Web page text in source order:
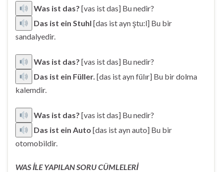
Was ist das? [vas ist das] Bu nedir?
Das ist ein Stuhl [das ist ayn ştu:l] Bu bir
sandalyedir.
Was ist das? [vas ist das] Bu nedir?
Das ist ein Füller. [das ist ayn fülır] Bu bir dolma
kalemdir.
Was ist das? [vas ist das] Bu nedir?
Das ist ein Auto [das ist ayn auto] Bu bir
otomobildir.
WAS İLE YAPILAN SORU CÜMLELERİ